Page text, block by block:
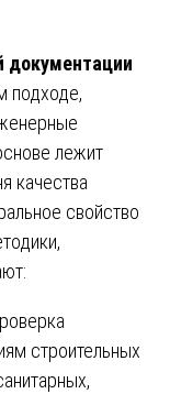
документации
подходе,
лежит
качества
свойство
строительных